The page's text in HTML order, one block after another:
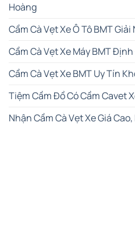
Hoàng
Cầm Cà Vẹt Xe Ô Tô BMT
Cầm Cà Vẹt Xe Máy BMT
Cầm Cà Vẹt Xe BMT Uy Tín
Tiệm Cầm Đồ Có Cầm Cavet
Nhận Cầm Cà Vẹt Xe Giá